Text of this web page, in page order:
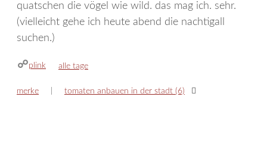
quatschen die vögel wie wild. das mag ich. sehr.
(vielleicht gehe ich heute abend die nachtigall
suchen.)
plink kategorien
alle tage
merke tomaten anbauen in der stadt (6)